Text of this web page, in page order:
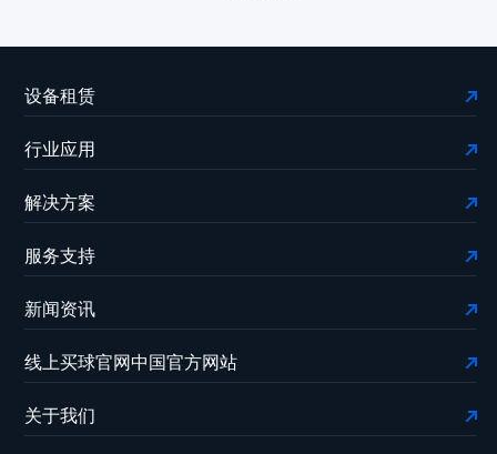
设备租赁
行业应用
解决方案
服务支持
新闻资讯
线上买球官网中国官方网站
关于我们